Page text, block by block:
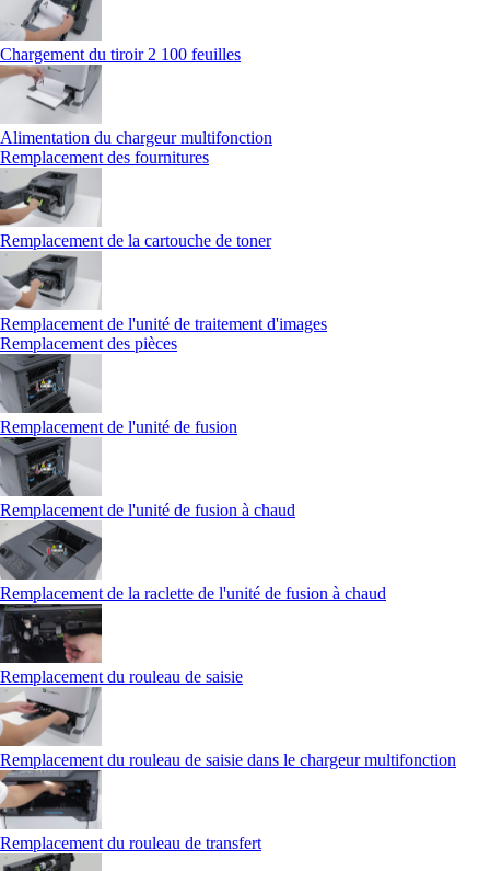
Chargement du tiroir 2 100 feuilles
Alimentation du chargeur multifonction
Remplacement des fournitures
Remplacement de la cartouche de toner
Remplacement de l'unité de traitement d'images
Remplacement des pièces
Remplacement de l'unité de fusion
Remplacement de l'unité de fusion à chaud
Remplacement de la raclette de l'unité de fusion à chaud
Remplacement du rouleau de saisie
Remplacement du rouleau de saisie dans le chargeur multifonction
Remplacement du rouleau de transfert